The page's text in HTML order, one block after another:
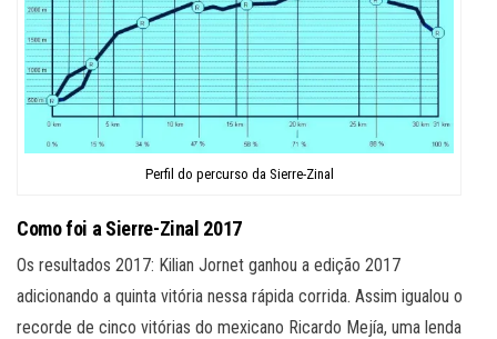
Perfil do percurso da Sierre-Zinal
Como foi a Sierre-Zinal 2017
Os resultados 2017: Kilian Jornet ganhou a edição 2017
adicionando a quinta vitória nessa rápida corrida. Assim igualou o
recorde de cinco vitórias do mexicano Ricardo Mejía, uma lenda